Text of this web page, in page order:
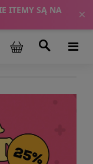
ITEMY SĄ NA
×